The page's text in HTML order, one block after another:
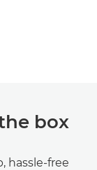
box
hassle-free